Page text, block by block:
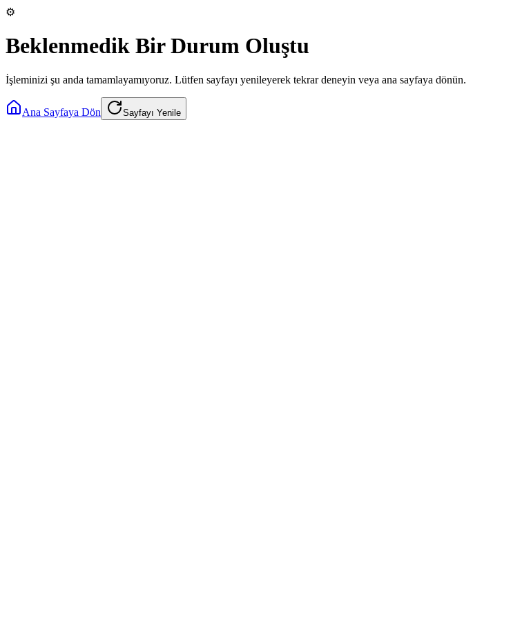
⚙️
Beklenmedik Bir Durum Oluştu
İşleminizi şu anda tamamlayamıyoruz. Lütfen sayfayı yenileyerek tekrar deneyin veya ana sayfaya dönün.
Ana Sayfaya Dön Sayfayı Yenile